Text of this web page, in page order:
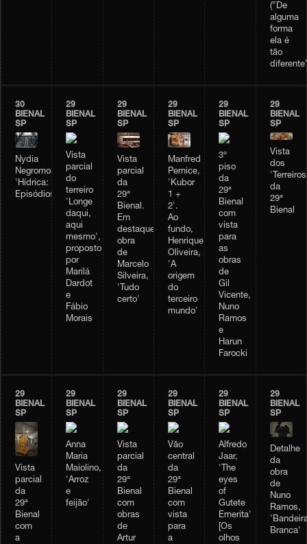
(”De
alguma
forma
ela é
tão
30
BIENAL
SP
Nydia
Negromonte,
'Hídrica:
Episódios'
29
BIENAL
SP
Vista
parcial
do
terreiro
'Longe
daqui,
aqui
mesmo',
proposto
por
Marilá
Dardot
e
Fábio
Morais
29
BIENAL
SP
Vista
parcial
da
29ª
Bienal.
Em
destaque,
obra
de
Marcelo
Silveira,
'Tudo
certo'
29
BIENAL
SP
Manfred
Pernice,
'Kubor
1 +
2'.
Ao
fundo,
Henrique
Oliveira,
'A
origem
do
terceiro
mundo'
29
BIENAL
SP
3º
piso
da
29ª
Bienal
com
vista
para
as
obras
de
Gil
Vicente,
Nuno
Ramos
e
Harun
Farocki
29
BIENAL
SP
Vista
dos
da
29ª
Bienal
29
BIENAL
SP
Vista
parcial
da
29ª
Bienal
com
a
29
BIENAL
SP
Anna
Maria
Maiolino,
'Arroz
e
feijão'
29
BIENAL
SP
Vista
parcial
da
29ª
Bienal
com
obras
de
Artur
29
BIENAL
SP
Vão
central
da
29ª
Bienal
com
vista
para
a
29
BIENAL
SP
Alfredo
Jaar,
'The
eyes
of
Gutete
Emerita'
[Os
olhos
29
BIENAL
SP
Detalhe
da
obra
de
Nuno
Ramos,
Branca'